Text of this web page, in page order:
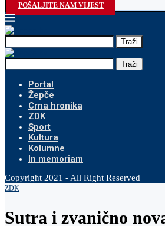
POŠALJITE NAM VIJEST
Traži
Traži
Portal
Žepče
Crna hronika
ZDK
Sport
Kultura
Kolumne
In memoriam
Copyright 2021 - All Right Reserved
ZDK
Sutra i zvanično